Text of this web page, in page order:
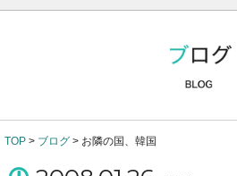
TOP > ブログ > お隣の国、韓国